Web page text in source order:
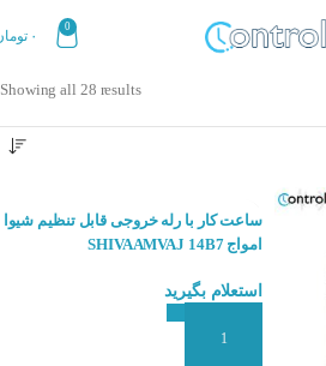
0
۰
Showing all 28 results
ساعت کار با رله خروجی قابل تنظیم شیوا
امواج SHIVAAMVAJ 14B7
استعلام بگیرید